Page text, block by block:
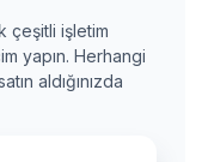
çeşitli işletim
yapın. Herhangi
aldığınızda